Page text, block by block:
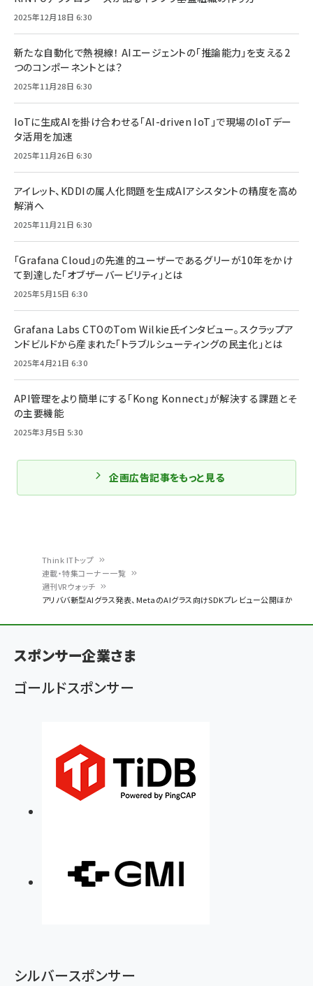
く
ず
Think ITトップ
連載・特集コーナー一覧
週刊VRウォッチ
アリババ新型AIグラス発表、MetaのAIグラス向けSDKプレビュー公開ほか
2025年12月18日 6:30
新たな自動化で熱視線！ AIエージェントの「推論能力」を支える2
つのコンポーネントとは？
2025年11月28日 6:30
IoTに生成AIを掛け合わせる「AI-driven IoT」で現場のIoTデー
タ活用を加速
2025年11月26日 6:30
アイレット、KDDIの属人化問題を生成AIアシスタントの精度を高め
解消へ
2025年11月21日 6:30
「Grafana Cloud」の先進的ユーザーであるグリーが10年をかけ
て到達した「オブザーバービリティ」とは
2025年5月15日 6:30
Grafana Labs CTOのTom Wilkie氏インタビュー。スクラップア
ンドビルドから産まれた「トラブルシューティングの民主化」とは
2025年4月21日 6:30
API管理をより簡単にする「Kong Konnect」が解決する課題とそ
の主要機能
2025年3月5日 5:30
企画広告記事をもっと見る
スポンサー企業さま
ゴールドスポンサー
シルバースポンサー